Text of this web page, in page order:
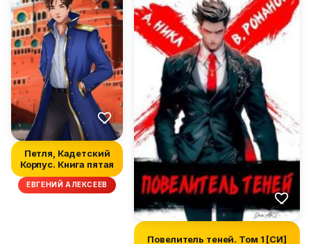
Петля, Кадетский
Корпус. Книга пятая
ЕВГЕНИЙ АЛЕКСЕЕВ
Повелитель теней. Том 1 [СИ]